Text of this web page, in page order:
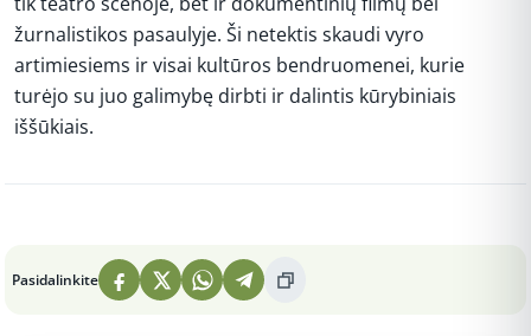
žurnalistikos pasaulyje. Ši netektis skaudi vyro
artimiesiems ir visai kultūros bendruomenei, kurie
turėjo su juo galimybę dirbti ir dalintis kūrybiniais
iššūkiais.
Pasidalinkite